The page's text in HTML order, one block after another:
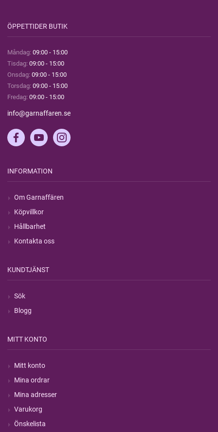
ÖPPETTIDER BUTIK
Måndag: 09:00 - 15:00
Tisdag: 09:00 - 15:00
Onsdag: 09:00 - 15:00
Torsdag: 09:00 - 15:00
Fredag: 09:00 - 15:00
info@garnaffaren.se
INFORMATION
Om Garnaffären
Köpvillkor
Hållbarhet
Kontakta oss
KUNDTJÄNST
Sök
Blogg
MITT KONTO
Mitt konto
Mina ordrar
Mina adresser
Varukorg
Önskelista